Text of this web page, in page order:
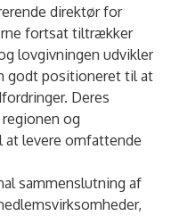
direktør for
fortsat tiltrækker
lovgivningen udvikler
godt positioneret til at
Deres
og
at levere omfattende
sammenslutning af